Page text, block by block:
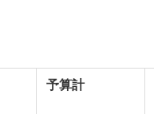
予算計